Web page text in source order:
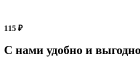
115 ₽
С нами удобно и выгодно